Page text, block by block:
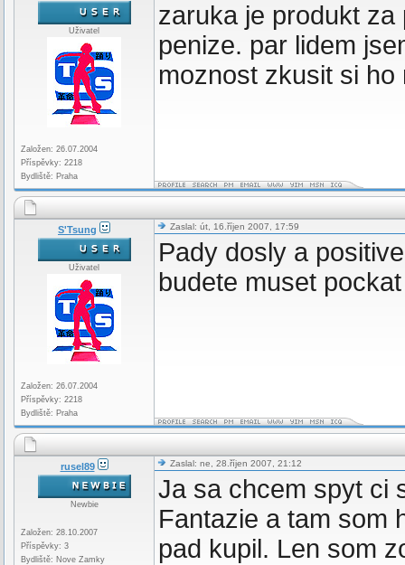
Uživatel
Založen: 26.07.2004
Příspěvky: 2218
Bydliště: Praha
zaruka je produkt
penize. par lidem
moznost zkusit si
S'Tsung
Uživatel
Založen: 26.07.2004
Příspěvky: 2218
Bydliště: Praha
Zaslal: út, 16.říjen 2007, 17:59
Pady dosly a
budete muset
rusel89
Newbie
Založen: 28.10.2007
Příspěvky: 3
Bydliště: Nove Zamky
Zaslal: ne, 28.říjen 2007, 21:12
Ja sa chcem spyt ci
Fantazie a tam som
pad kupil. Len som